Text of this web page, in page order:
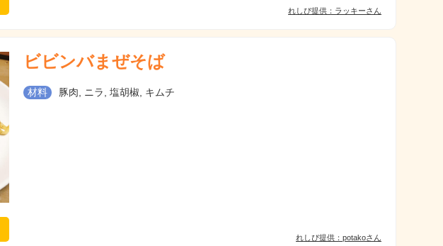
れしぴ提供：ラッキーさん
ビビンバまぜそば
材料 豚肉, ニラ, 塩胡椒, キムチ
れしぴ提供：potakoさん